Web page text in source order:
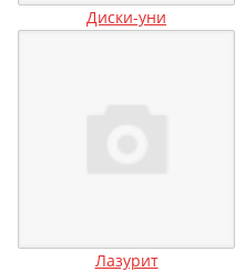
Диски-уни
Лазурит